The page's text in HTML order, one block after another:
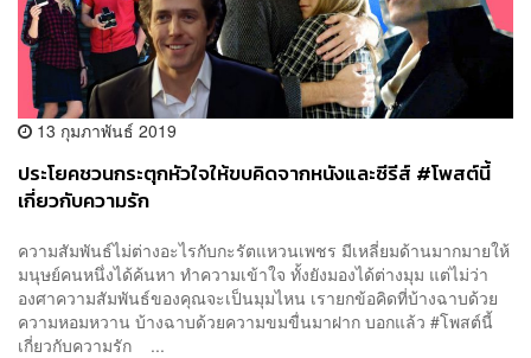
13 กุมภาพันธ์ 2019
ประโยคชวนกระตุกหัวใจให้ขบคิดจากหนังและซีรีส์ #โพสต์นี้
เกี่ยวกับความรัก
ความสัมพันธ์ไม่ต่างอะไรกับกะรัตแหวนเพชร มีเหลี่ยมด้านมากมายให้
มนุษย์คนหนึ่งได้ค้นหา ทำความเข้าใจ ทั้งยังมองได้ต่างมุม แต่ไม่ว่า
องศาความสัมพันธ์ของคุณจะเป็นมุมไหน เรายกข้อคิดที่บ้างฉาบด้วย
ความหอมหวาน บ้างฉาบด้วยความขมขื่นมาฝาก บอกแล้ว #โพสต์นี้
เกี่ยวกับความรัก ...